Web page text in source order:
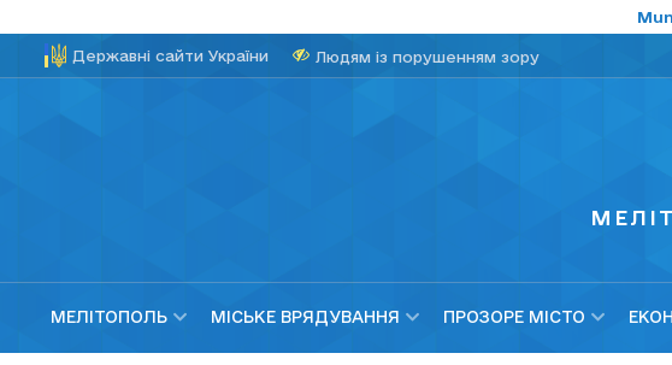
Державні сайти України Людям із порушенням зору
МЕЛІТОПОЛЬ МІСЬКЕ ВРЯДУВАННЯ ПРОЗОРЕ МІСТО